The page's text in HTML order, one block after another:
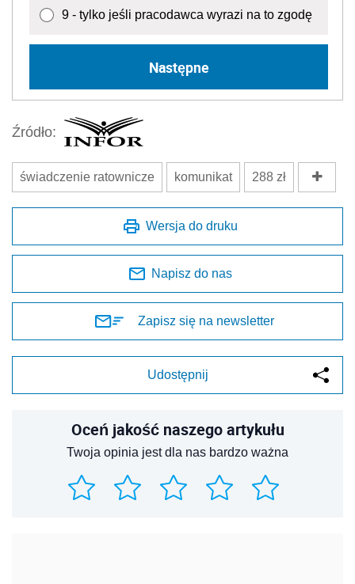
9 - tylko jeśli pracodawca wyrazi na to zgodę
Następne
Źródło:
świadczenie ratownicze komunikat 288 zł
Wersja do druku
Napisz do nas
Zapisz się na newsletter
Udostępnij
Oceń jakość naszego artykułu
Twoja opinia jest dla nas bardzo ważna